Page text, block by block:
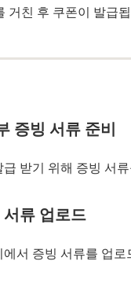
거친 후 쿠폰이 발급
증빙 서류 준비
받기 위해 증빙 서
류 업로드
서 증빙 서류를 업로